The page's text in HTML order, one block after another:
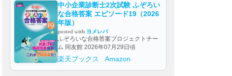
中小企業診断士2次試験 ふぞろい
な合格答案 エピソード19（2026
年版）
posted with ヨメレバ
ふぞろいな合格答案プロジェクトチー
ム 同友館 2026年07月29日頃
楽天ブックス Amazon